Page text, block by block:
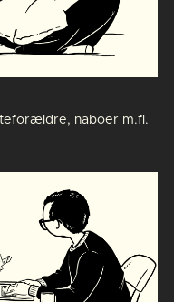
naboer m.fl.